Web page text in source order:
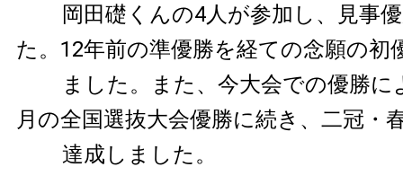
岡田礎くんの4人が参加し、見事
た。12年前の準優勝を経ての念願の初
ました。また、今大会での優勝に
月の全国選抜大会優勝に続き、二冠・
達成しました。